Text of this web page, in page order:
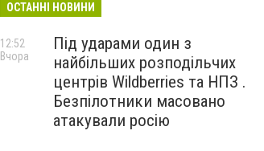
ОСТАННІ НОВИНИ
Під ударами один з
найбільших розподільчих
центрів Wildberries та НПЗ .
Безпілотники масовано
атакували росію
12:52
Вчора